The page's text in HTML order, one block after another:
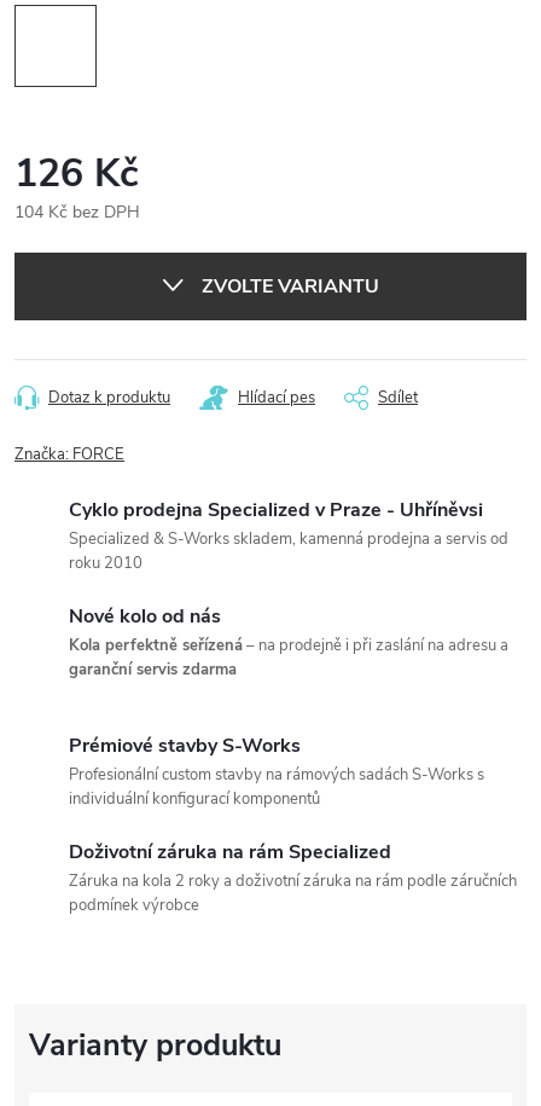
126 Kč
104 Kč bez DPH
ZVOLTE VARIANTU
Dotaz k produktu Hlídací pes Sdílet
Značka: FORCE
Cyklo prodejna Specialized v Praze - Uhříněvsi
Specialized & S-Works skladem, kamenná prodejna a servis od
roku 2010
Nové kolo od nás
Kola perfektně seřízená– na prodejně i při zaslání na adresu a
garanční servis zdarma
Prémiové stavby S-Works
Profesionální custom stavby na rámových sadách S-Works s
individuální konfigurací komponentů
Doživotní záruka na rám Specialized
Záruka na kola 2 roky a doživotní záruka na rám podle záručních
podmínek výrobce